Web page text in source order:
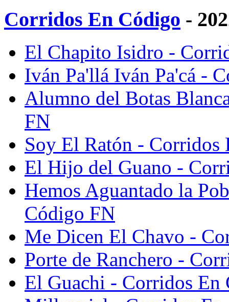
Corridos En Código -
El Chapito Isidro -
Iván Pa'llá Iván Pa'cá -
Alumno del Botas
FN
Soy El Ratón -
El Hijo del Guano -
Hemos Aguantado la
Código FN
Me Dicen El Chavo -
Porte de Ranchero -
El Guachi - Corridos